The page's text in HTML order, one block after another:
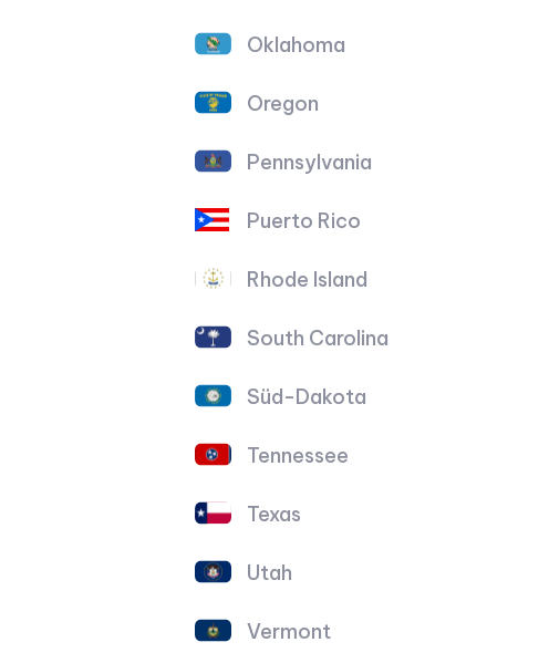
Oklahoma
Oregon
Pennsylvania
Puerto Rico
Rhode Island
South Carolina
Süd-Dakota
Tennessee
Texas
Utah
Vermont